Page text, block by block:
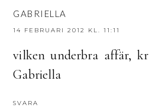
GABRIELLA
14 FEBRUARI 2012 KL. 11:11
vilken underbra affär,
Gabriella
SVARA